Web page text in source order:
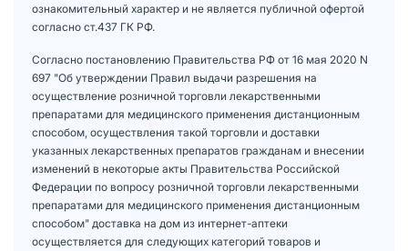
ознакомительный характер и не является публичной офертой
согласно ст.437 ГК РФ.
Согласно постановлению Правительства РФ от 16 мая 2020 N
697 "Об утверждении Правил выдачи разрешения на
осуществление розничной торговли лекарственными
препаратами для медицинского применения дистанционным
способом, осуществления такой торговли и доставки
указанных лекарственных препаратов гражданам и внесении
изменений в некоторые акты Правительства Российской
Федерации по вопросу розничной торговли лекарственными
препаратами для медицинского применения дистанционным
способом" доставка на дом из интернет-аптеки
осуществляется для следующих категорий товаров и